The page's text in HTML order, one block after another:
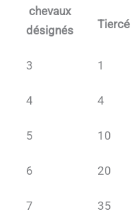
chevaux
désignés
Tiercé
3 1
4 4
5 10
6 20
7 35